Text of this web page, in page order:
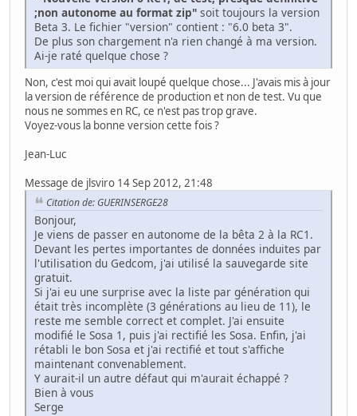
;non autonome au format zip" soit toujours la version
Beta 3. Le fichier "version" contient : "6.0 beta 3".
De plus son chargement n'a rien changé à ma version.
Ai-je raté quelque chose ?
Non, c'est moi qui avait loupé quelque chose... J'avais mis à jour
la version de référence de production et non de test. Vu que
nous ne sommes en RC, ce n'est pas trop grave.
Voyez-vous la bonne version cette fois ?
Jean-Luc
Message de jlsviro 14 Sep 2012, 21:48
Citation de: GUERINSERGE28
Bonjour,
Je viens de passer en autonome de la bêta 2 à la RC1.
Devant les pertes importantes de données induites par
l'utilisation du Gedcom, j'ai utilisé la sauvegarde site
gratuit.
Si j'ai eu une surprise avec la liste par génération qui
était très incomplète (3 générations au lieu de 11), le
reste me semble correct et complet. J'ai ensuite
modifié le Sosa 1, puis j'ai rectifié les Sosa. Enfin, j'ai
rétabli le bon Sosa et j'ai rectifié et tout s'affiche
maintenant convenablement.
Y aurait-il un autre défaut qui m'aurait échappé ?
Bien à vous
Serge